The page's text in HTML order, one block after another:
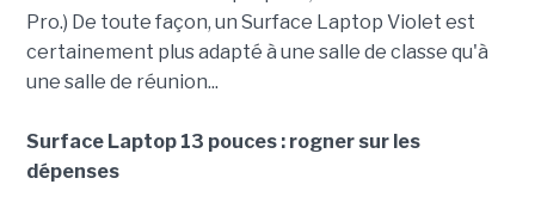
Pro.) De toute façon, un Surface Laptop Violet est
certainement plus adapté à une salle de classe qu'à
une salle de réunion...
Surface Laptop 13 pouces : rogner sur les
dépenses